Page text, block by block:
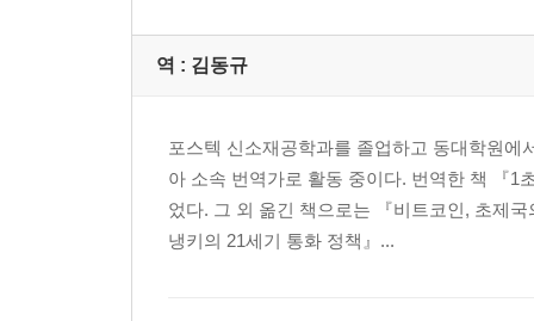
역 : 김동규
포스텍 신소재공학과를 졸업하고 동대학원
아 소속 번역가로 활동 중이다. 번역한 책 『1
었다. 그 외 옮긴 책으로는 『비트코인, 초제
냉키의 21세기 통화 정책』...